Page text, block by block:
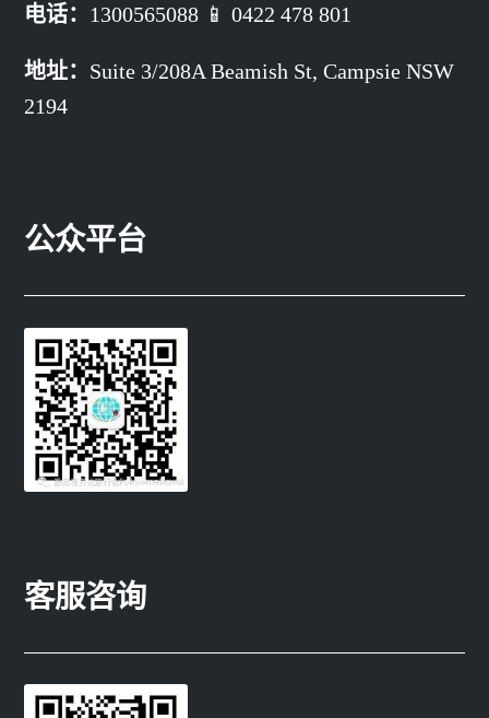
电话： 1300565088 📱 0422 478 801
地址： Suite 3/208A Beamish St,Campsie NSW
2194
公众平台
客服咨询